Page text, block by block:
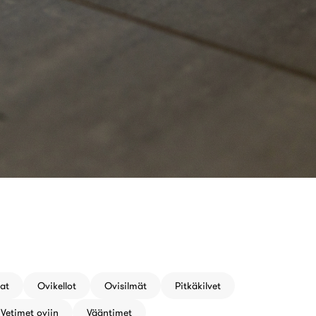
Ovikellot Ovisilmät Pitkäkilvet
Vetimet oviin Vääntimet